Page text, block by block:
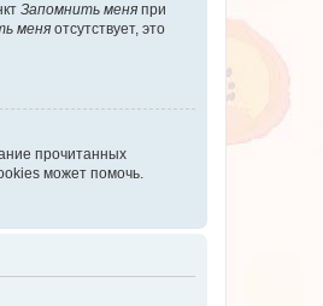
Запомнить меня при
меня отсутствует, это
прочитанных
может помочь.